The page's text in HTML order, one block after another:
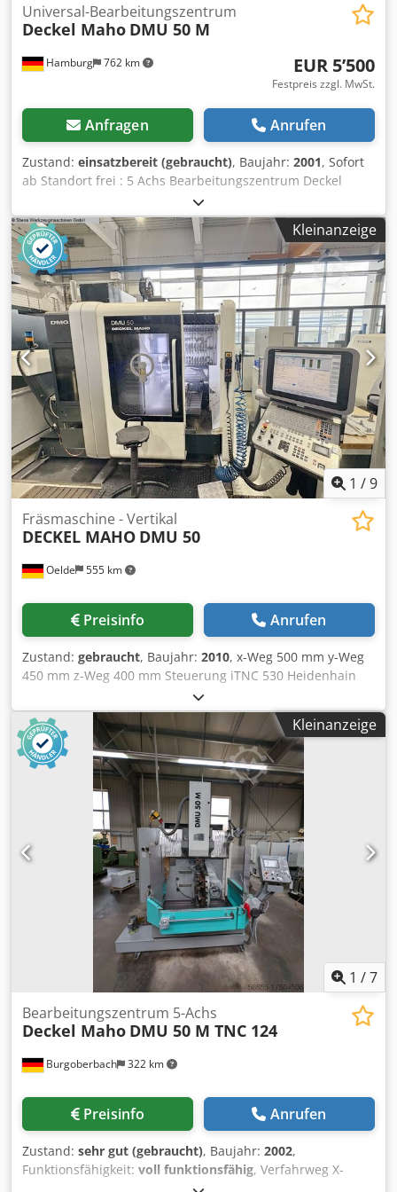
Hamburg 762 km
Universal-Bearbeitungszentrum
Deckel Maho DMU 50 M
EUR 5’500
Festpreis zzgl. MwSt.
Anfragen Anrufen
Zustand: einsatzbereit (gebraucht), Baujahr: 2001, Sofort
ab Standort frei : 5 Achs Bearbeitungszentrum Deckel
Maho Type DMU 50 M Baujahr 2001 Steuerung Heidenhain
TNC 124 5 Achsen ( 3 plus 2 ) Manuelle Rundachsen mit B
und C Schwenkrundtisch Achsen B und C werden in der
Steuerung angezeigt Tisch 700 x 500 mm Dksdpfx Aszrb
Abslaer Verfahrwege X/Y/Z 500 /400/400 mm Tishbelastung
200 kg Spindel SK 40 Spindeldrehzahlen 20 – 4500 U / min
Antriebsleistung 9 / 13 kw Drehbereich C 360 Grad
Schwenkbereich plus 95 / minus 10 Grad
Vorschubgeschwindigkeit bis 5000 mm/ min
Spindeldrehzahlen 20 – 4500 U / min Gewicht 3 to
Kühlmitteleinrichtung Zum Preis von Euro 5.500.—zzgl.
Mwst ab Standort
Kleinanzeige
1 /9
Oelde 555 km
Fräsmaschine - Vertikal
DECKEL MAHO DMU 50
Preisinfo Anrufen
Zustand: gebraucht, Baujahr: 2010, x-Weg 500 mm y-Weg
450 mm z-Weg 400 mm Steuerung iTNC 530 Heidenhain
Drehzahlbereich - Hauptspindel 20 - 10.000 min/-1
Antriebsleistung - Hauptspindel 13 / 9 kW Dkjdpey E Tv Ajfx
Alaor Max. Drehmoment 83 / 57 Nm Werkzeugaufnahme
SK 40 DIN 69871 Tischaufspannfläche 700 x 500 mm max.
Tischbelastung 500 kg T-Nuten 7x 14 x 63 mm Anzahl der
Werkzeugplätze 60 pos. max. Werkzeuggewicht 6 kg max.
Werkzeugdurchmesser 80 mm max. Werkzeugdurch. bei
freier Nachbarbox. 130 mm max. Werkzeuglänge 300 mm
Wechselzeit Werkzeug - Werkzeug 1,6 sec Wechselzeit
Span - Span 8,0 sec Eilgang 24 m/min Vorschubkraft 4,5 kN
Vorschubgeschwindigkeit 1 - 24.000 mm/min
Gesamtleistungsbedarf 26 kVA Maschinengewicht ca. 4,5 t
Raumbedarf ca. 4,5 x 3,5 x 2,3 m CNC - Fräsmaschine
Vertikal DECKEL MAHO - DMU 50 - 3 Achsen - nur ca.
8.097h Spindelstd. - Sicherheitspaket für Netzausfall - DXF
Kleinanzeige
1 /7
Burgoberbach 322 km
Bearbeitungszentrum 5-Achs
Deckel Maho DMU 50 M TNC 124
Preisinfo Anrufen
Zustand: sehr gut (gebraucht), Baujahr: 2002,
Funktionsfähigkeit: voll funktionsfähig, Verfahrweg X-
, Verfahrweg Y-Achse: